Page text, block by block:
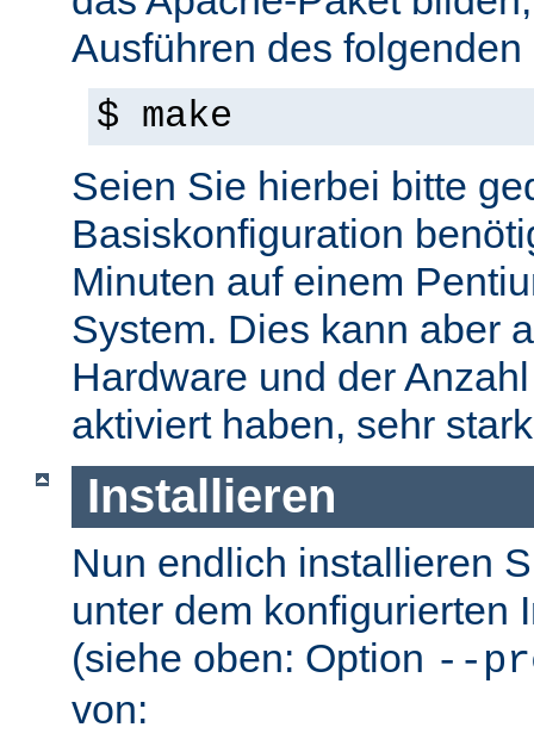
Ausführen des
$ make
Seien Sie hierbei bitte
Basiskonfiguration
Minuten auf einem
System. Dies kann aber
Hardware und der
aktiviert haben, sehr
Installieren
Nun endlich installieren
unter dem konfigurierten
(siehe oben: Option --
von: